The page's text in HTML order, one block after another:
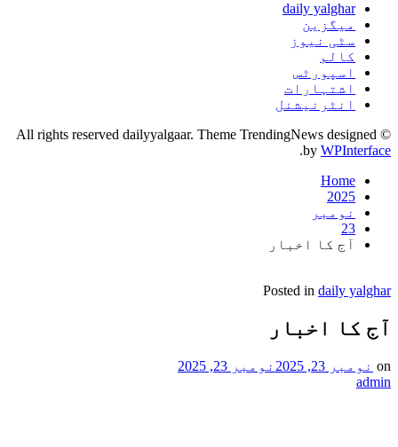
daily yalghar
میگزین
سٹی نیوز
کالم
اسپورٹس
اشتہارات
انٹرنیشنل
© All rights reserved dailyyalgaar. Theme TrendingNews designed
by WPInterface
.
Home
2025
نومبر
23
آج کا اخبار
Posted in daily yalghar
آج کا اخبار
on نومبر 23, 2025
نومبر 23, 2025
admin